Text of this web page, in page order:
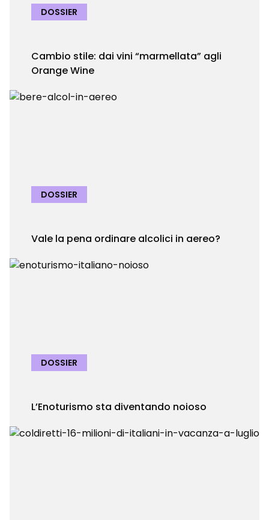
DOSSIER
Cambio stile: dai vini “marmellata” agli
Orange Wine
DOSSIER
Vale la pena ordinare alcolici in aereo?
DOSSIER
L’Enoturismo sta diventando noioso